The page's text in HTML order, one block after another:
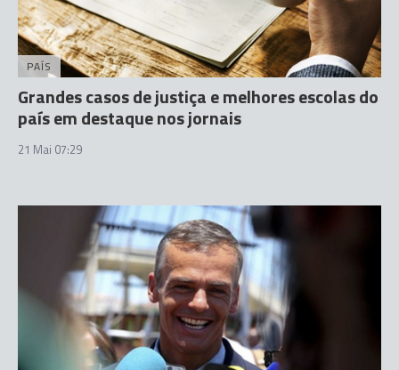
PAÍS
Grandes casos de justiça e melhores escolas do
país em destaque nos jornais
21 Mai 07:29